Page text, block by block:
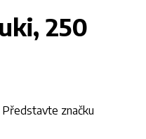
250
značku